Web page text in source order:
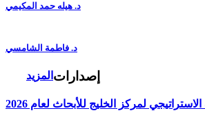
د. هيله حمد المكيمي
د. فاطمة الشامسي
المزيد إصدارات
لمركز الخليج للأبحاث لعام 2026